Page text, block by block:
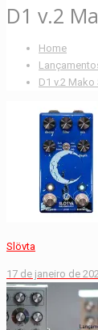
D1 v.2
Home
D1 v.2
Slövta
17 de janeiro de